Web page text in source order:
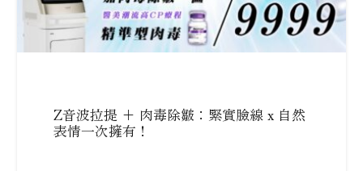
Z音波拉提 + 肉毒除皺：緊實臉線 x 自然
表情一次擁有！